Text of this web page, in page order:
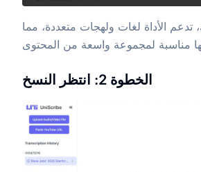
تدعم الأداة لغات ولهجات متعددة، مما
الخطوة 2: انتظر النسخ